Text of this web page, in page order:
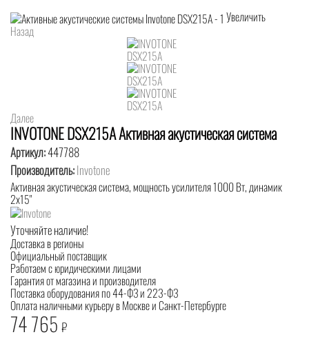
Увеличить
Назад
Далее
INVOTONE DSX215A Активная акустическая система
Артикул:447788
Производитель:Invotone
Активная акустическая система, мощность усилителя 1000 Вт, динамик
2х15"
Уточняйте наличие!
Доставка в регионы
Официальный поставщик
Работаем с юридическими лицами
Гарантия от магазина и производителя
Поставка оборудования по 44-ФЗ и 223-ФЗ
Оплата наличными курьеру в Москве и Санкт-Петербурге
74 765 ₽